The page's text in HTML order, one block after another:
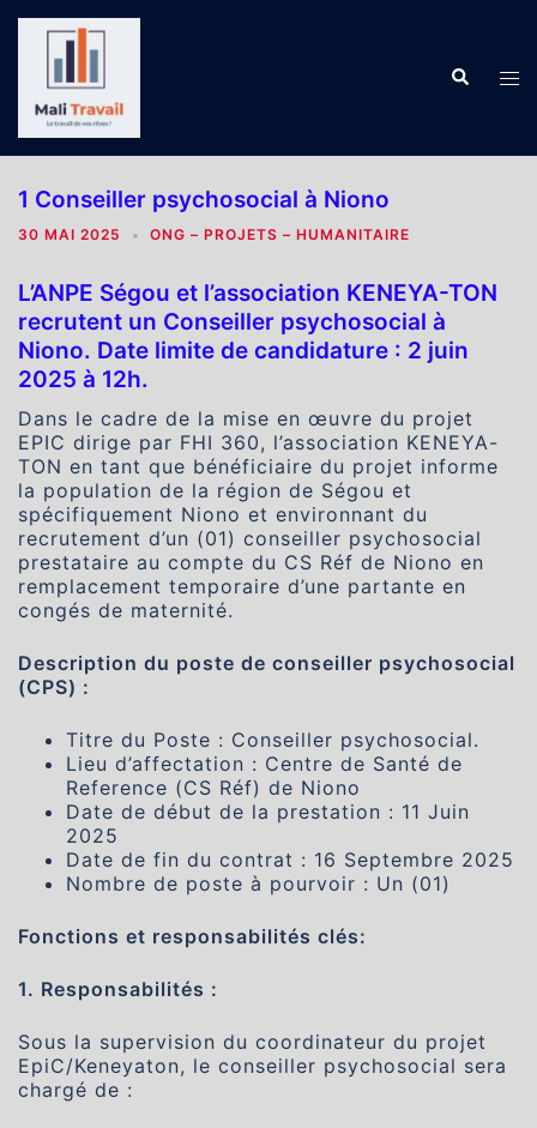
contenu
1 Conseiller psychosocial à Niono
30 MAI 2025 ONG – PROJETS – HUMANITAIRE
L’ANPE Ségou et l’association KENEYA-TON
recrutent un Conseiller psychosocial à
Niono. Date limite de candidature : 2 juin
2025 à 12h.
Dans le cadre de la mise en œuvre du projet
EPIC dirige par FHI 360, l’association KENEYA-
TON en tant que bénéficiaire du projet informe
la population de la région de Ségou et
spécifiquement Niono et environnant du
recrutement d’un (01) conseiller psychosocial
prestataire au compte du CS Réf de Niono en
remplacement temporaire d’une partante en
congés de maternité.
Description du poste de conseiller psychosocial
(CPS) :
Titre du Poste : Conseiller psychosocial.
Lieu d’affectation : Centre de Santé de
Reference (CS Réf) de Niono
Date de début de la prestation : 11 Juin
2025
Date de fin du contrat : 16 Septembre 2025
Nombre de poste à pourvoir : Un (01)
Fonctions et responsabilités clés:
1. Responsabilités :
Sous la supervision du coordinateur du projet
EpiC/Keneyaton, le conseiller psychosocial sera
chargé de :